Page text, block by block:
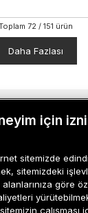
72 / 151 ürün
Daha Fazlası
için
sitemizde
sitemizdeki
göre
çalışması